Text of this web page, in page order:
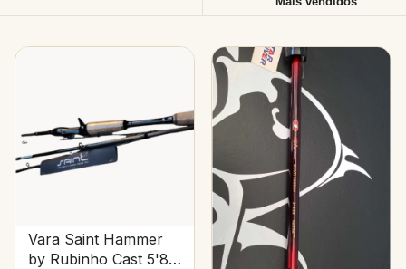
Vara Saint Hammer
by Rubinho Cast 5'8"